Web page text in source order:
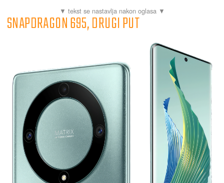
SNAPDRAGON 695, DRUGI PUT